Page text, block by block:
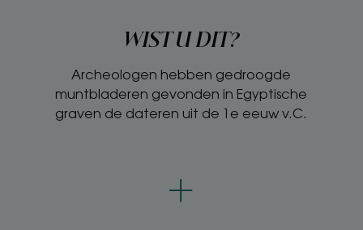
WIST U DIT?
Archeologen hebben gedroogde
muntbladeren gevonden in Egyptische
graven de dateren uit de 1e eeuw v.C.